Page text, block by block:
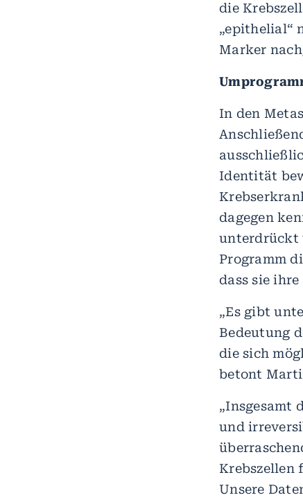
die
„epithelial“
Marker
In den
Identität
dagegen
unterdrückt
Programm
dass sie
„Es gibt
Bedeutung
die sich
betont
„Insgesamt
und
Krebszellen
Unsere